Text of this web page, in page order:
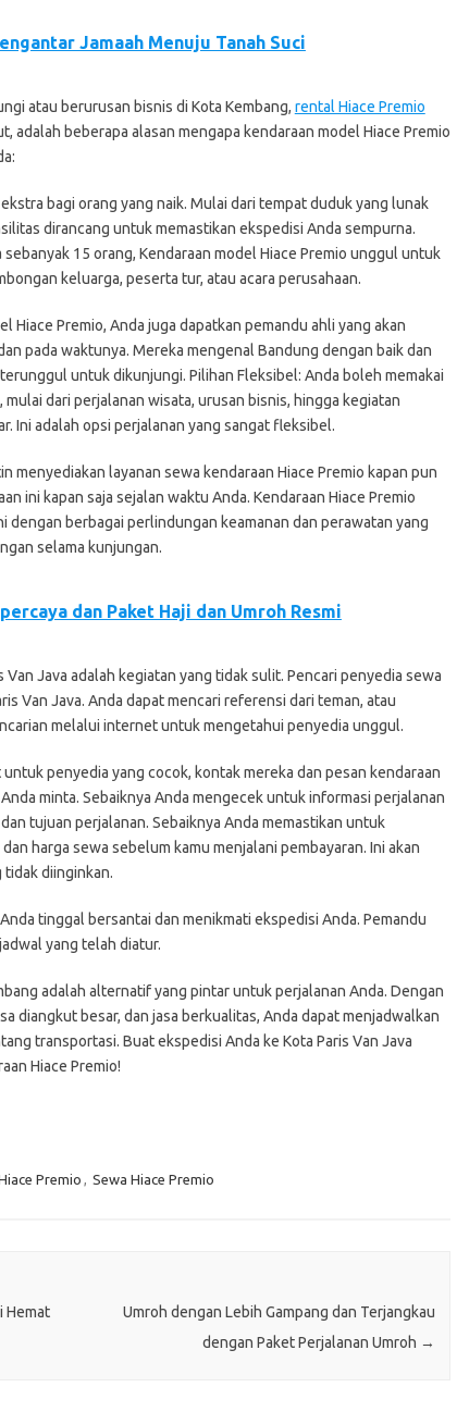
Jamaah Menuju Tanah Suci
atau berurusan bisnis di Kota Kembang, rental Hiace Premio
adalah beberapa alasan mengapa kendaraan model Hiace Premio
bagi orang yang naik. Mulai dari tempat duduk yang lunak
dirancang untuk memastikan ekspedisi Anda sempurna.
15 orang, Kendaraan model Hiace Premio unggul untuk
keluarga, peserta tur, atau acara perusahaan.
Hiace Premio, Anda juga dapatkan pemandu ahli yang akan
pada waktunya. Mereka mengenal Bandung dengan baik dan
untuk dikunjungi. Pilihan Fleksibel: Anda boleh memakai
dari perjalanan wisata, urusan bisnis, hingga kegiatan
Ini adalah opsi perjalanan yang sangat fleksibel.
menyediakan layanan sewa kendaraan Hiace Premio kapan pun
ini kapan saja sejalan waktu Anda. Kendaraan Hiace Premio
dengan berbagai perlindungan keamanan dan perawatan yang
selama kunjungan.
dan Paket Haji dan Umroh Resmi
Van Java adalah kegiatan yang tidak sulit. Pencari penyedia sewa
Van Java. Anda dapat mencari referensi dari teman, atau
melalui internet untuk mengetahui penyedia unggul.
penyedia yang cocok, kontak mereka dan pesan kendaraan
minta. Sebaiknya Anda mengecek untuk informasi perjalanan
tujuan perjalanan. Sebaiknya Anda memastikan untuk
harga sewa sebelum kamu menjalani pembayaran. Ini akan
diinginkan.
tinggal bersantai dan menikmati ekspedisi Anda. Pemandu
yang telah diatur.
adalah alternatif yang pintar untuk perjalanan Anda. Dengan
diangkut besar, dan jasa berkualitas, Anda dapat menjadwalkan
transportasi. Buat ekspedisi Anda ke Kota Paris Van Java
Hiace Premio!
Premio , Sewa Hiace Premio
Hemat
Umroh dengan Lebih Gampang dan Terjangkau
dengan Paket Perjalanan Umroh →